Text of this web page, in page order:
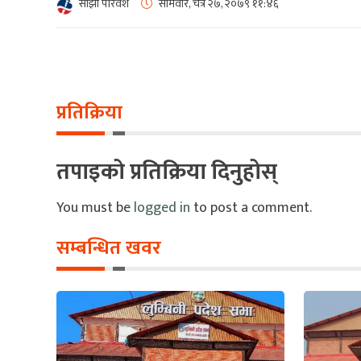
प्रतिक्रिया
तपाइको प्रतिक्रिया दिनुहोस्
You must belogged in to post a comment.
सम्बन्धित खवर